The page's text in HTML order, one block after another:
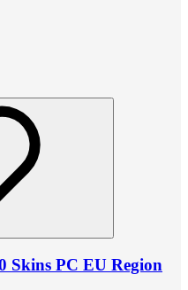
Skins PC EU Region